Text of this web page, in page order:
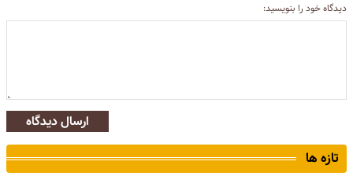
دیدگاه خود را بنویسید:
ارسال دیدگاه
تازه ها